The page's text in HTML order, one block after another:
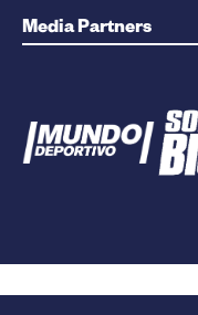
Media Partners